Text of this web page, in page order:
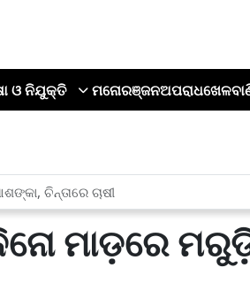
ଓ ନିଯୁକ୍ତି ମନୋରଞ୍ଜନଅପରାଧଖେଳ
ଚିନ୍ତାରେ ଚାଷୀ
ନିନୋ ମାଡ଼ରେ